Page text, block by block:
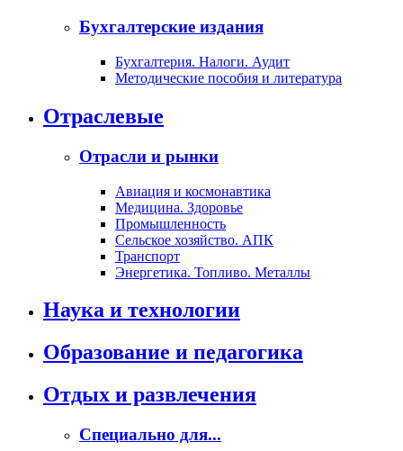
Бухгалтерские издания
Бухгалтерия. Налоги. Аудит
Методические пособия и литература
Отраслевые
Отрасли и рынки
Авиация и космонавтика
Медицина. Здоровье
Промышленность
Сельское хозяйство. АПК
Транспорт
Энергетика. Топливо. Металлы
Наука и технологии
Образование и педагогика
Отдых и развлечения
Специально для...